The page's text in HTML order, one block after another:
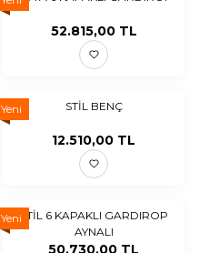
52.815,00TL
Yeni STİL BENÇ
12.510,00 TL
YeniSTİL 6 KAPAKLI GARDIROP
AYNALI
50.730,00 TL